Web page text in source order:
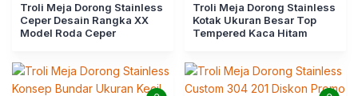
Troli Meja Dorong Stainless
Ceper Desain Rangka XX
Model Roda Ceper
Troli Meja Dorong Stainless
Kotak Ukuran Besar Top
Tempered Kaca Hitam